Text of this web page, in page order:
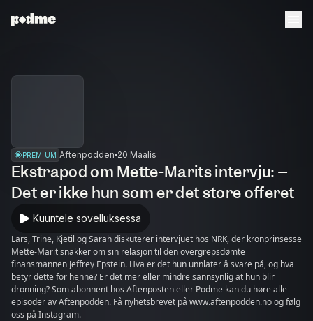
PREMIUM Aftenpodden 20 Maalis
Ekstrapod om Mette-Marits intervju: –
Det er ikke hun som er det store offeret
Kuuntele sovelluksessa
Lars, Trine, Kjetil og Sarah diskuterer intervjuet hos NRK, der kronprinsesse
Mette-Marit snakker om sin relasjon til den overgrepsdømte
finansmannen Jeffrey Epstein. Hva er det hun unnlater å svare på, og hva
betyr dette for henne? Er det mer eller mindre sannsynlig at hun blir
dronning? Som abonnent hos Aftenposten eller Podme kan du høre alle
episoder av Aftenpodden. Få nyhetsbrevet på www.aftenpodden.no og følg
oss på Instagram.